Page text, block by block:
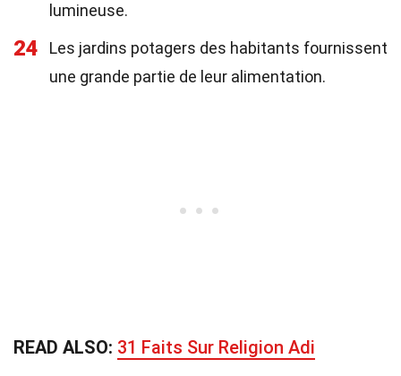
lumineuse.
24
Les jardins potagers des habitants fournissent
une grande partie de leur alimentation.
READ ALSO: 31 Faits Sur Religion Adi